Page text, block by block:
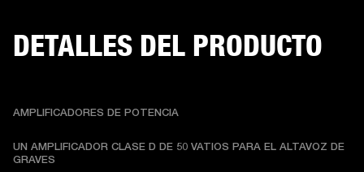
DETALLES DEL PRODUCTO
AMPLIFICADORES DE POTENCIA
UN AMPLIFICADOR CLASE D DE 50 VATIOS PARA EL ALTAVOZ DE
GRAVES